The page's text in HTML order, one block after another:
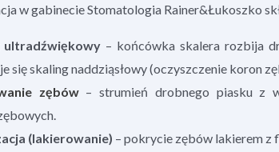
w gabinecie Stomatologia Rainer&Łukoszko
ultradźwiękowy – końcówka skalera rozbija
się skaling naddziąsłowy (oczyszczenie koron
zębów– strumień drobnego piasku z
(lakierowanie) – pokrycie zębów lakierem z